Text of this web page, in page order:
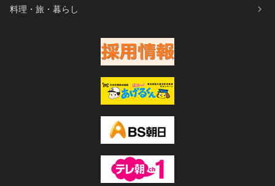
料理・旅・暮らし